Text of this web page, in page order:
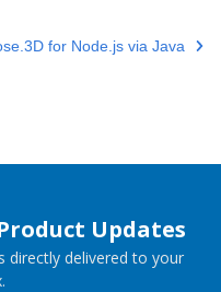
for Node.js via Java
Updates
directly delivered to your